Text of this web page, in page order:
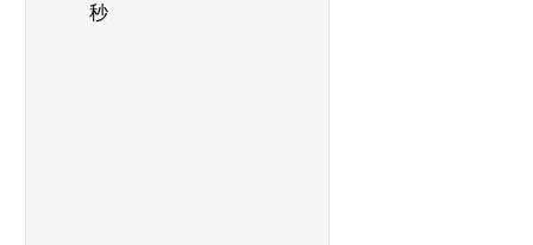
秒